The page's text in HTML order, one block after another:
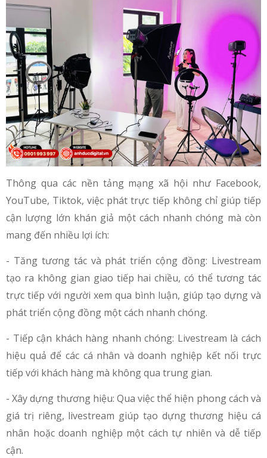
Thông qua các nền tảng mạng xã hội như Facebook,
YouTube, Tiktok, việc phát trực tiếp không chỉ giúp tiếp
cận lượng lớn khán giả một cách nhanh chóng mà còn
mang đến nhiều lợi ích:
- Tăng tương tác và phát triển cộng đồng: Livestream
tạo ra không gian giao tiếp hai chiều, có thể tương tác
trực tiếp với người xem qua bình luận, giúp tạo dựng và
phát triển cộng đồng một cách nhanh chóng.
- Tiếp cận khách hàng nhanh chóng: Livestream là cách
hiệu quả để các cá nhân và doanh nghiệp kết nối trực
tiếp với khách hàng mà không qua trung gian.
- Xây dựng thương hiệu: Qua việc thể hiện phong cách và
giá trị riêng, livestream giúp tạo dựng thương hiệu cá
nhân hoặc doanh nghiệp một cách tự nhiên và dễ tiếp
cận.